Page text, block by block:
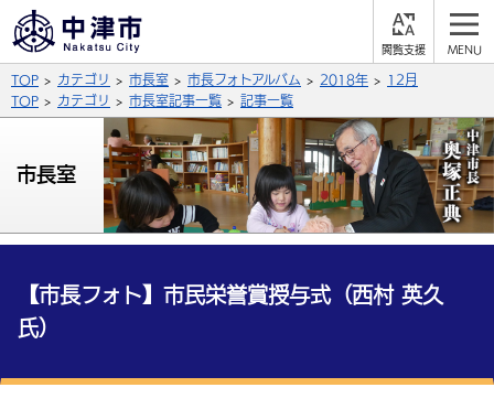
支
背景色
青 白
文字の大きさ
拡大 標準 縮小
公式SNS
X (Twitter) YouTube
サイト内検索
総合メニュー
くらしの情報
届出・登録・証明 保険・年金
事業者の方へ
TOP カテゴリ 市長室 市長フォトアルバム 2018年
12月
TOP
カテゴリ 市長室記事一覧 記事一覧
市長室
【市長フォト】市民栄誉賞授与式（西村 英久
氏）